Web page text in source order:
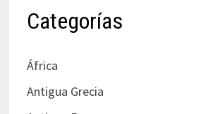
Categorías
África
Antigua Grecia